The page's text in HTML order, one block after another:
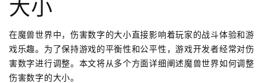
大小
在魔兽世界中，伤害数字的大小直接影响着玩家的战斗体验和游
戏乐趣。为了保持游戏的平衡性和公平性，游戏开发者经常对伤
害数字进行调整。本文将从多个方面详细阐述魔兽世界如何调整
伤害数字的大小。